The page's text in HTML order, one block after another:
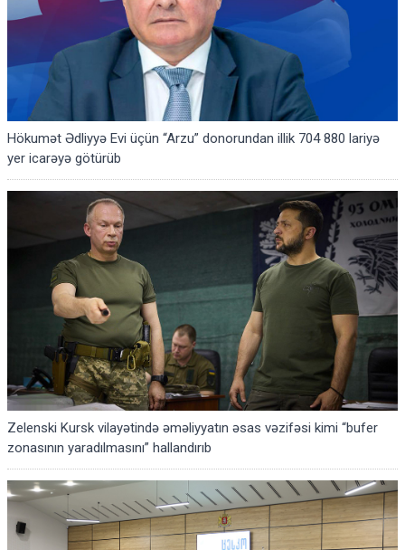
Hökumət Ədliyyə Evi üçün “Arzu” donorundan illik 704 880 lariyə
yer icarəyə götürüb
Zelenski Kursk vilayətində əməliyyatın əsas vəzifəsi kimi “bufer
zonasının yaradılmasını” hallandırıb